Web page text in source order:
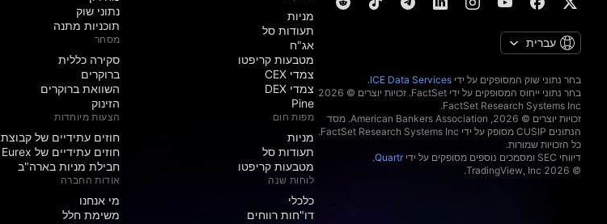
עברית
בחר נתוני שוק המסופקים על ידי ICE Data Services
.
בחר נתוני ייחוס המסופקים על ידי FactSet. זכויות יוצרים © 2026
זכויות יוצרים © 2026, ‏American Bankers Association. מסד
הנתונים CUSIP מסופק על ידי FactSet Research Systems Inc.
כל הזכויות שמורות.
דיווחי SEC ומסמכים נוספים מסופקים על ידי
Quartr
.
© 2026 ‏TradingView, Inc.‏
מניות‏
תעודות סל
אג"ח
מטבעות קריפטו
צמדי CEX
צמדי DEX
Pine
מפות חום
מניות‏
תעודות סל
מטבעות קריפטו
לוחות שנה
כלכלי
דו"חות רווחים
נתוני שוק
תוכניות מתנה
מסחר
סקירה כללית
ברוקרים
השוואת ברוקרים
הזינוק
הצעות מיוחדות
חוזים עתידיים של קבוצת CME
חוזים עתידיים של Eurex
חבילת מניות בארה"ב
אודות החברה
מי אנחנו
משימת חלל